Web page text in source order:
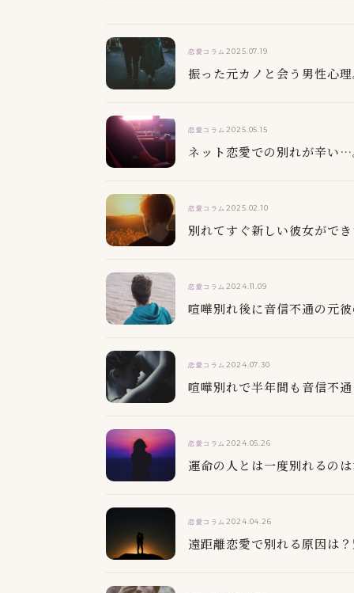
恋愛コラム 2025.07.19
振った元カノと会う男性心
恋愛コラム 2025.05.15
ネット恋愛での別れが辛い
恋愛コラム 2025.02.10
別れてすぐ新しい彼女がで
恋愛コラム 2024.11.09
喧嘩別れ後に音信不通の元
恋愛コラム 2024.07.30
喧嘩別れで半年間も音信不
恋愛コラム 2024.05.26
運命の人とは一度別れるの
恋愛コラム 2024.04.26
遠距離恋愛で別れる原因は